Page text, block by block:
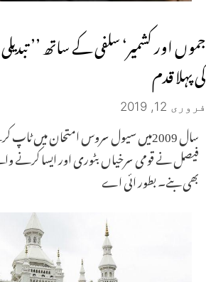
جموں اور کشمیر‘ سلفی کے ساتھ ’’
کی پہلا قدم
فروری 12, 2019
فیصل نے قومی سرخیاں بٹوری اور ایسا کرنے
بھی بنے۔ بطور ائی اے